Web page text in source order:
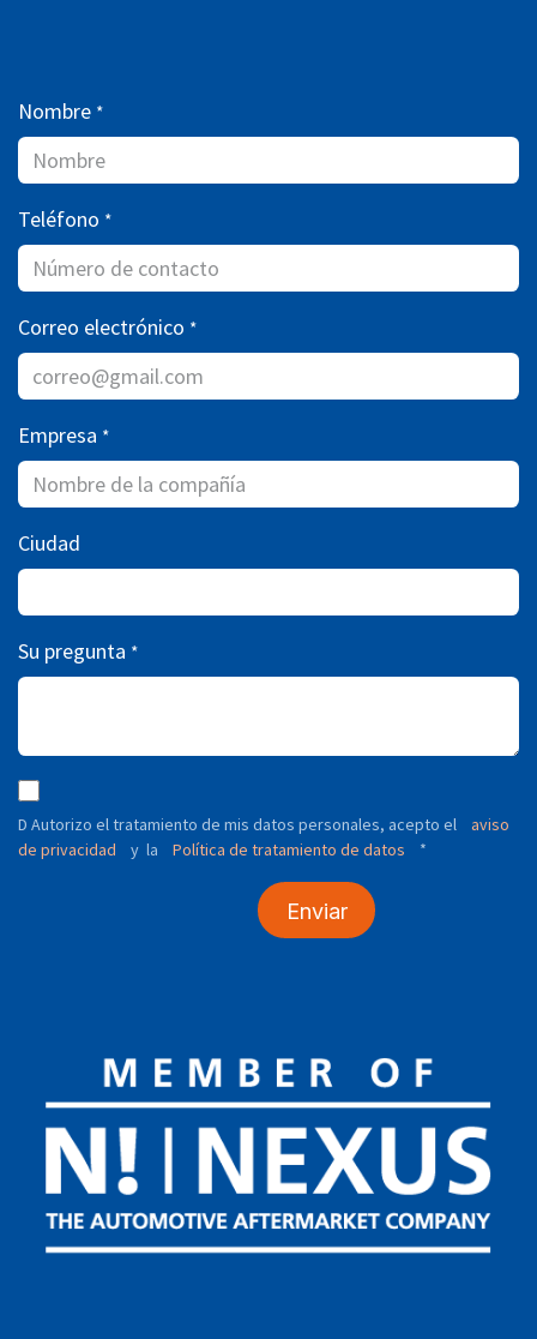
Nombre *
Teléfono *
Correo electrónico *
Empresa *
Ciudad
Su pregunta *
D Autorizo ​​el tratamiento de mis datos personales, acepto el
aviso
de privacidad
y la Política de tratamiento de datos *
Enviar